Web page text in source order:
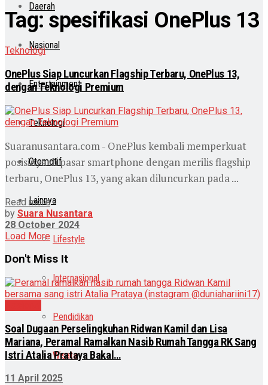
Daerah
Nasional
Entertainment
Teknologi
Otomotif
Lainnya
Lifestyle
Internasional
Pendidikan
Wisata
Tag: spesifikasi OnePlus 13
Teknologi
OnePlus Siap Luncurkan Flagship Terbaru, OnePlus 13,
dengan Teknologi Premium
Suaranusantara.com - OnePlus kembali memperkuat
posisinya di pasar smartphone dengan merilis flagship
terbaru, OnePlus 13, yang akan diluncurkan pada ...
Read more
by Suara Nusantara
28 October 2024
Load More
Don't Miss It
Soal Dugaan Perselingkuhan Ridwan Kamil dan Lisa
Mariana, Peramal Ramalkan Nasib Rumah Tangga RK Sang
Istri Atalia Prataya Bakal…
11 April 2025